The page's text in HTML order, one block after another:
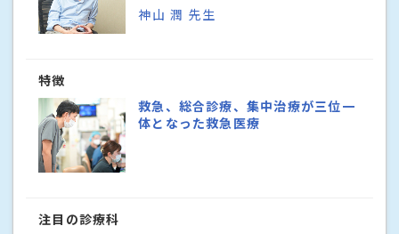
神山 潤 先生
特徴
救急、総合診療、集中治療が三位一
体となった救急医療
注目の診療科